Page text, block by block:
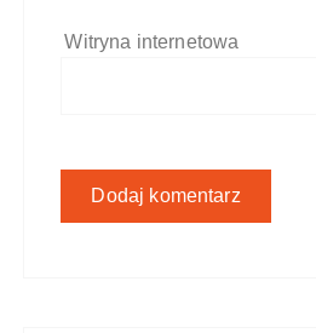
Witryna internetowa